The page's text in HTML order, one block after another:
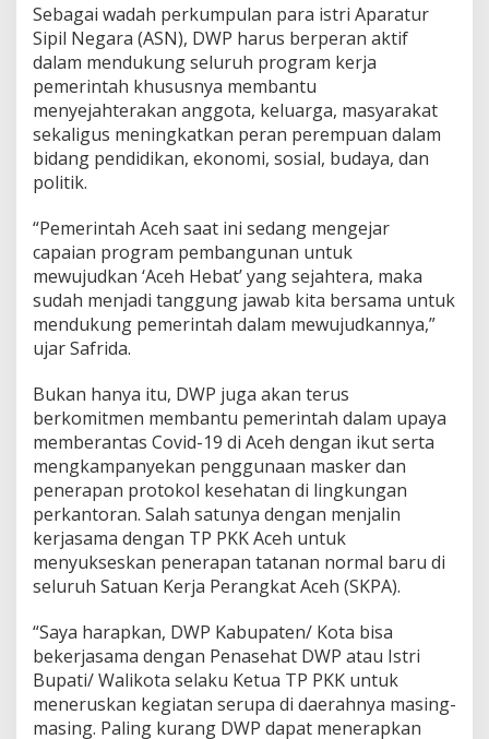
Sebagai wadah perkumpulan para istri Aparatur
Sipil Negara (ASN), DWP harus berperan aktif
dalam mendukung seluruh program kerja
pemerintah khususnya membantu
menyejahterakan anggota, keluarga, masyarakat
sekaligus meningkatkan peran perempuan dalam
bidang pendidikan, ekonomi, sosial, budaya, dan
politik.
“Pemerintah Aceh saat ini sedang mengejar
capaian program pembangunan untuk
mewujudkan ‘Aceh Hebat’ yang sejahtera, maka
sudah menjadi tanggung jawab kita bersama untuk
mendukung pemerintah dalam mewujudkannya,”
ujar Safrida.
Bukan hanya itu, DWP juga akan terus
berkomitmen membantu pemerintah dalam upaya
memberantas Covid-19 di Aceh dengan ikut serta
mengkampanyekan penggunaan masker dan
penerapan protokol kesehatan di lingkungan
perkantoran. Salah satunya dengan menjalin
kerjasama dengan TP PKK Aceh untuk
menyukseskan penerapan tatanan normal baru di
seluruh Satuan Kerja Perangkat Aceh (SKPA).
“Saya harapkan, DWP Kabupaten/ Kota bisa
bekerjasama dengan Penasehat DWP atau Istri
Bupati/ Walikota selaku Ketua TP PKK untuk
meneruskan kegiatan serupa di daerahnya masing-
masing. Paling kurang DWP dapat menerapkan